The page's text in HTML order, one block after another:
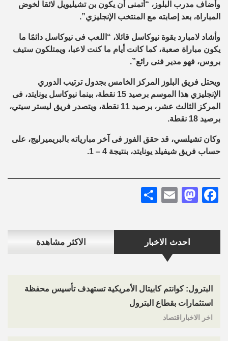
احدث الاخبار الاكثر مشاهدة
البترول: كوانتم كابيتال الأمريكية تستهدف تأسيس محفظة
استثمارات بقطاع البترول
اخر الاخباراقتصاد
وأضاف مدرب البلوز، “أتمنى أن يكون بن تشيليويل لائقا لخوض
المباراة، بعد إصابته مع المنتخب الإنجليزي”.
وأشاد لامبارد بقوة نيوكاسل قائلا، “اللعب فى نيوكاسل دائمًا ما
يكون مباراة صعبة، كما كانت أيام ما كنت لاعبا، ويمتلكون ستيف
بروس، فهو مدير فنى رائع”.
ويحتل فريق البلوز المركز الخامس بجدول ترتيب الدوري
الإنجليزي هذا الموسم برصيد 15 نقطة، بينما نيوكاسل يونايتد، فى
المركز الثالث عشر، برصيد 11 نقطة، ويتصدر فريق ليستر سيتي،
برصيد 18 نقطة.
وكان تشيلسي، قد حقق الفوز فى آخر مبارياته بالبريميرليج، على
حساب فريق شيفيلد يونايتد، بنتيجة 4 – 1.
Facebook
Mastodon
Email